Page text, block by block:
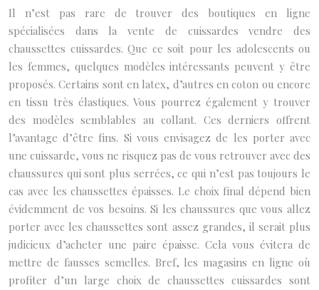
Il n’est pas rare de trouver des boutiques en ligne
spécialisées dans la vente de cuissardes vendre des
chaussettes cuissardes. Que ce soit pour les adolescents ou
les femmes, quelques modèles intéressants peuvent y être
proposés. Certains sont en latex, d’autres en coton ou encore
en tissu très élastiques. Vous pourrez également y trouver
des modèles semblables au collant. Ces derniers offrent
l’avantage d’être fins. Si vous envisagez de les porter avec
une cuissarde, vous ne risquez pas de vous retrouver avec des
chaussures qui sont plus serrées, ce qui n’est pas toujours le
cas avec les chaussettes épaisses. Le choix final dépend bien
évidemment de vos besoins. Si les chaussures que vous allez
porter avec les chaussettes sont assez grandes, il serait plus
judicieux d’acheter une paire épaisse. Cela vous évitera de
mettre de fausses semelles. Bref, les magasins en ligne où
profiter d’un large choix de chaussettes cuissardes sont